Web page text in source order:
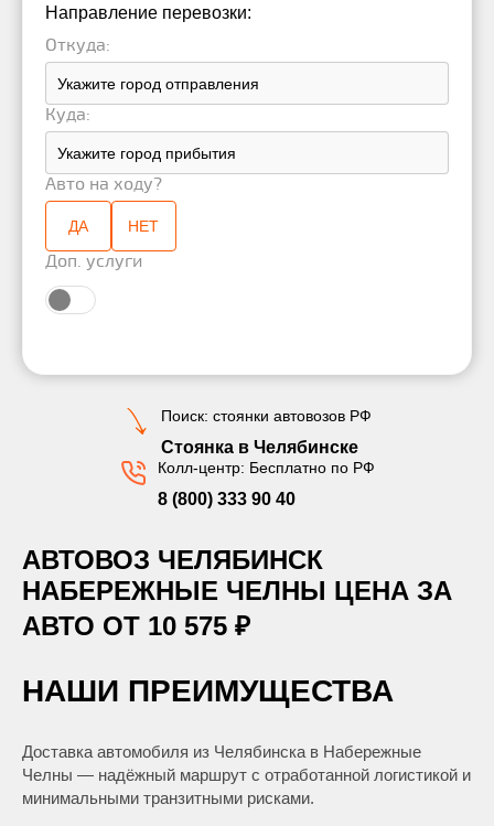
Направление перевозки:
Откуда:
Куда:
Авто на ходу?
ДА НЕТ
Доп. услуги
Поиск: стоянки автовозов РФ
Стоянка в Челябинске
Колл-центр: Бесплатно по РФ
8 (800) 333 90 40
АВТОВОЗ ЧЕЛЯБИНСК
НАБЕРЕЖНЫЕ ЧЕЛНЫ ЦЕНА ЗА
АВТО ОТ 10 575 ₽
НАШИ ПРЕИМУЩЕСТВА
Доставка автомобиля из Челябинска в Набережные
Челны — надёжный маршрут с отработанной логистикой и
минимальными транзитными рисками.